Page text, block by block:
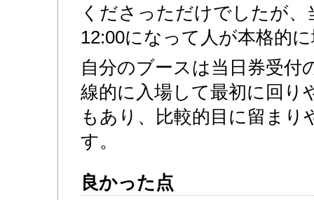
くださっただけでしたが
12:00になって人が本格的
自分のブースは当日券受付
線的に入場して最初に回り
もあり、比較的目に留まり
す。
良かった点